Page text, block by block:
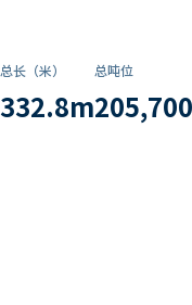
总长（米）
332.8m
总吨位
205,700